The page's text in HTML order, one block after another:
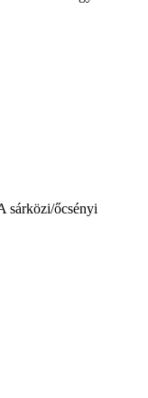
sárközi/őcsényi